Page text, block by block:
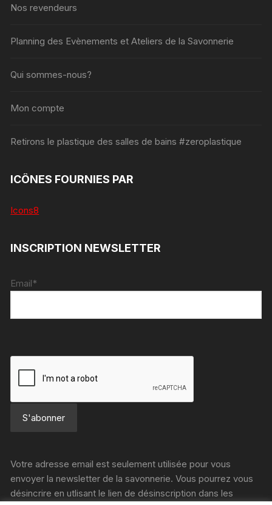
Nos revendeurs
Planning des Evènements et Ateliers de la Savonnerie
Qui sommes-nous?
Mon compte
Retirons le plastique des salles de bains #zeroplastique
ICÔNES FOURNIES PAR
Icons8
INSCRIPTION NEWSLETTER
Email*
Votre adresse email est seulement utilisée pour vous
envoyer la newsletter de la savonnerie. Vous pourrez vous
désincrire en utlisant le lien de désinscription dans les